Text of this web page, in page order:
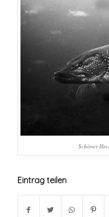
Schöner
Eintrag teilen